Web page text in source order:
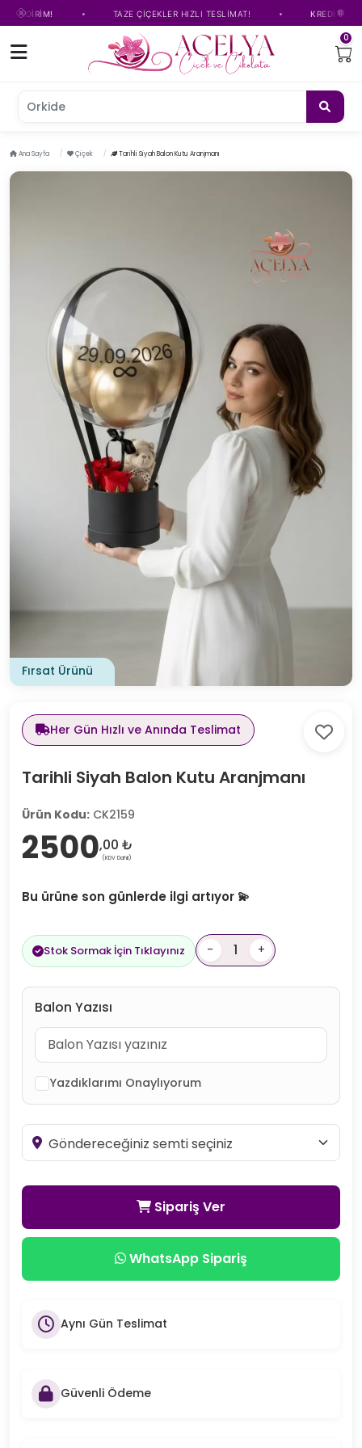
TAZE ÇİÇEKLER HIZLI TESLİMAT! KREDİ KARTINA
0
Orkide çiçeğ
Ana Sayfa Çiçek Tarihli Siyah Balon Kutu Aranjmanı
Fırsat Ürünü
Her Gün Hızlı ve Anında Teslimat
Tarihli Siyah Balon Kutu Aranjmanı
Ürün Kodu: CK2159
2500,00 ₺
(KDV Dahil)
Bu ürüne son günlerde ilgi artıyor 💫
Stok Sormak İçin Tıklayınız - +
Balon Yazısı
Yazdıklarımı Onaylıyorum
Sipariş Ver
WhatsApp Sipariş
Aynı Gün Teslimat
Güvenli Ödeme